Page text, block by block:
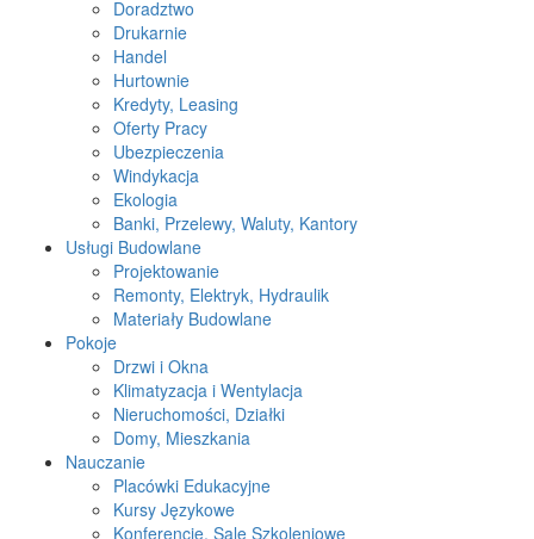
Doradztwo
Drukarnie
Handel
Hurtownie
Kredyty, Leasing
Oferty Pracy
Ubezpieczenia
Windykacja
Ekologia
Banki, Przelewy, Waluty, Kantory
Usługi Budowlane
Projektowanie
Remonty, Elektryk, Hydraulik
Materiały Budowlane
Pokoje
Drzwi i Okna
Klimatyzacja i Wentylacja
Nieruchomości, Działki
Domy, Mieszkania
Nauczanie
Placówki Edukacyjne
Kursy Językowe
Konferencje, Sale Szkoleniowe